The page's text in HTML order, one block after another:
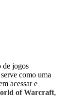
de jogos
como uma
acessar e
of Warcraft,